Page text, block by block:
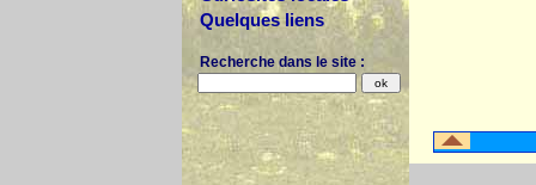
Quelques liens
Recherche dans le site :